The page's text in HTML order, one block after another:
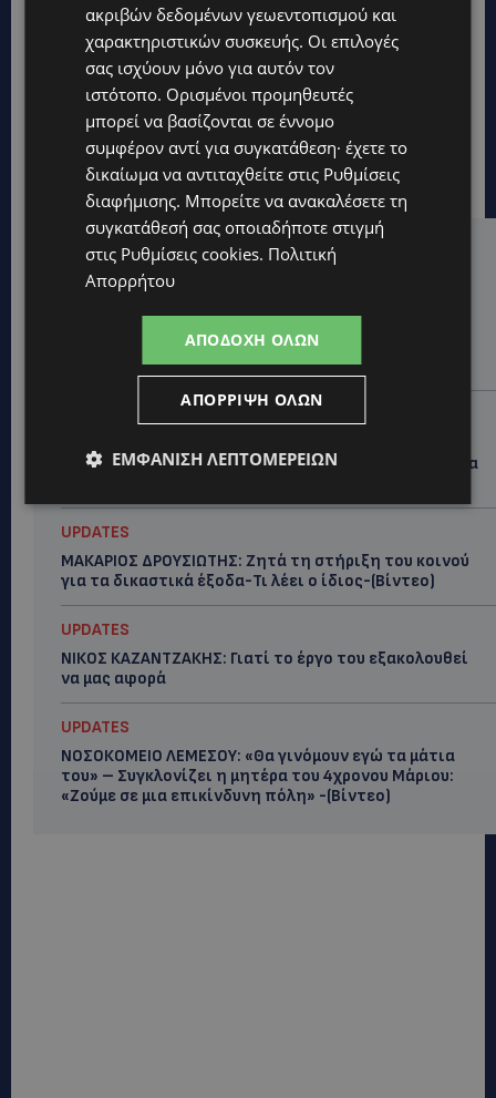
Hot this week
UPDATES
στην κοινωνική προσφορά – Αναλαμβάνει το
χαρτοφυλάκιο Κοινωνικής Πρόνοιας στον ΔΗΣΥ
πολιτισμός» – Η ξεχωριστή τιμή που επιφύλαξαν τα
UPDATES
ΜΑΚΑΡΙΟΣ ΔΡΟΥΣΙΩΤΗΣ: Ζητά τη στήριξη του κοινού
για τα δικαστικά έξοδα-Τι λέει ο ίδιος-(Βίντεο)
UPDATES
ΝΙΚΟΣ ΚΑΖΑΝΤΖΑΚΗΣ: Γιατί το έργο του εξακολουθεί
να μας αφορά
UPDATES
ΝΟΣΟΚΟΜΕΙΟ ΛΕΜΕΣΟΥ: «Θα γινόμουν εγώ τα μάτια
του» – Συγκλονίζει η μητέρα του 4χρονου Μάριου:
«Ζούμε σε μια επικίνδυνη πόλη» -(Βίντεο)
ακριβών δεδομένων γεωεντοπισμού και
χαρακτηριστικών συσκευής. Οι επιλογές
σας ισχύουν μόνο για αυτόν τον
ιστότοπο. Ορισμένοι προμηθευτές
μπορεί να βασίζονται σε έννομο
συμφέρον αντί για συγκατάθεση· έχετε το
δικαίωμα να αντιταχθείτε στις Ρυθμίσεις
διαφήμισης. Μπορείτε να ανακαλέσετε τη
συγκατάθεσή σας οποιαδήποτε στιγμή
στις Ρυθμίσεις cookies. Πολιτική
Απορρήτου
ΑΠΟΔΟΧΉ ΌΛΩΝ
ΑΠΌΡΡΙΨΗ ΌΛΩΝ
ΕΜΦΆΝΙΣΗ ΛΕΠΤΟΜΕΡΕΙΏΝ